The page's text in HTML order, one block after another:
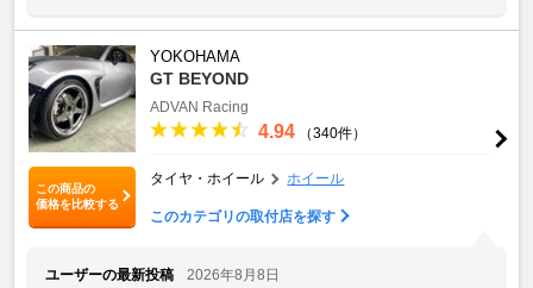
この商品の
価格を比較する
YOKOHAMA
GT BEYOND
ADVAN Racing
4.94 （340件）
タイヤ・ホイール ホイール
このカテゴリの取付店を探す
ユーザーの最新投稿
2026年8月8日